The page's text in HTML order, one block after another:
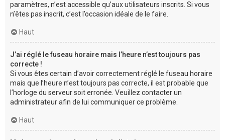
paramètres, n’est accessible qu’aux utilisateurs inscrits. Si vous
n’êtes pas inscrit, c’est l’occasion idéale de le faire.
Haut
J’ai réglé le fuseau horaire mais l’heure n’est toujours pas
correcte !
Si vous êtes certain d’avoir correctement réglé le fuseau horaire
mais que l’heure n’est toujours pas correcte, il est probable que
l’horloge du serveur soit erronée. Veuillez contacter un
administrateur afin de lui communiquer ce problème.
Haut